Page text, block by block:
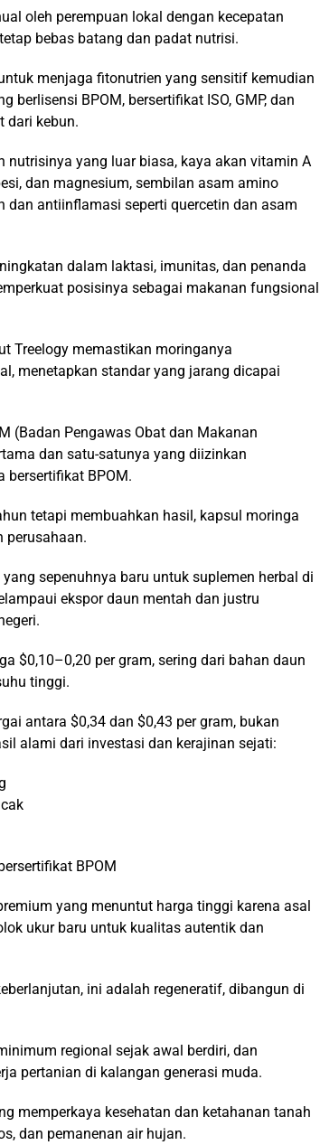
oleh perempuan lokal dengan kecepatan
bebas batang dan padat nutrisi.
menjaga fitonutrien yang sensitif kemudian
BPOM, bersertifikat ISO, GMP, dan
dari kebun.
nutrisinya yang luar biasa, kaya akan vitamin A
dan magnesium, sembilan asam amino
dan antiinflamasi seperti quercetin dan asam
dalam laktasi, imunitas, dan penanda
posisinya sebagai makanan fungsional
Treelogy memastikan moringanya
menetapkan standar yang jarang dicapai
(Badan Pengawas Obat dan Makanan
dan satu-satunya yang diizinkan
bersertifikat BPOM.
tetapi membuahkan hasil, kapsul moringa
perusahaan.
sepenuhnya baru untuk suplemen herbal di
ekspor daun mentah dan justru
$0,10–0,20 per gram, sering dari bahan daun
tinggi.
antara $0,34 dan $0,43 per gram, bukan
alami dari investasi dan kerajinan sejati:
BPOM
yang menuntut harga tinggi karena asal
ukur baru untuk kualitas autentik dan
ini adalah regeneratif, dibangun di
regional sejak awal berdiri, dan
pertanian di kalangan generasi muda.
memperkaya kesehatan dan ketahanan tanah
dan pemanenan air hujan.